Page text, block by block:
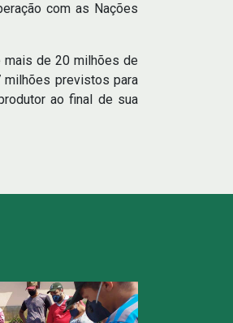
com as Nações
mais de 20 milhões de
milhões previstos para
ao final de sua